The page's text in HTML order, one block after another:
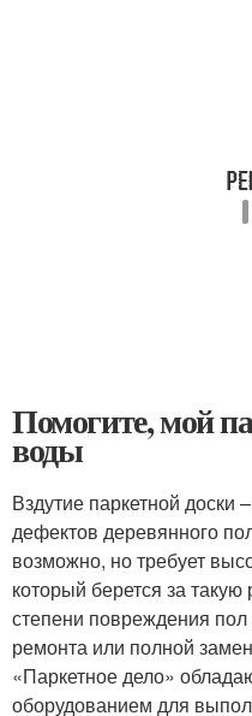
Помогите, мой
воды
Вздутие паркетной
дефектов деревянного
возможно, но требует
который берется за
степени повреждения пол
ремонта или полной
«Паркетное дело»
оборудованием для